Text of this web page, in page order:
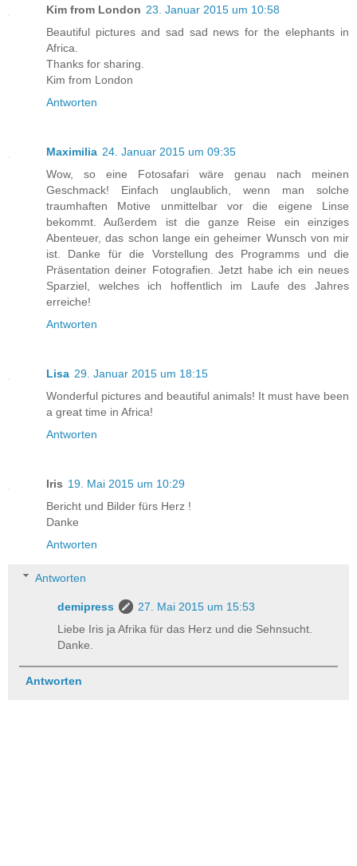
Kim from London 23. Januar 2015 um 10:58
Beautiful pictures and sad sad news for the elephants in
Africa.
Thanks for sharing.
Kim from London
Antworten
Maximilia 24. Januar 2015 um 09:35
Wow, so eine Fotosafari wäre genau nach meinen
Geschmack! Einfach unglaublich, wenn man solche
traumhaften Motive unmittelbar vor die eigene Linse
bekommt. Außerdem ist die ganze Reise ein einziges
Abenteuer, das schon lange ein geheimer Wunsch von mir
ist. Danke für die Vorstellung des Programms und die
Präsentation deiner Fotografien. Jetzt habe ich ein neues
Sparziel, welches ich hoffentlich im Laufe des Jahres
erreiche!
Antworten
Lisa 29. Januar 2015 um 18:15
Wonderful pictures and beautiful animals! It must have been
a great time in Africa!
Antworten
Iris 19. Mai 2015 um 10:29
Bericht und Bilder fürs Herz !
Danke
Antworten
Antworten
demipress
27. Mai 2015 um 15:53
Liebe Iris ja Afrika für das Herz und die Sehnsucht.
Danke.
Antworten